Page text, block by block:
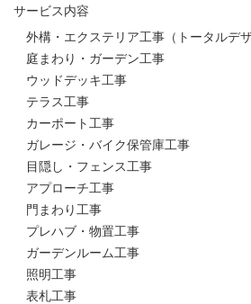
サービス内容
外構・エクステリア工事（トータルデザ
庭まわり・ガーデン工事
ウッドデッキ工事
テラス工事
カーポート工事
ガレージ・バイク保管庫工事
目隠し・フェンス工事
アプローチ工事
門まわり工事
プレハブ・物置工事
ガーデンルーム工事
照明工事
表札工事